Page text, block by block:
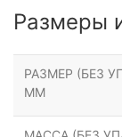
Размеры
РАЗМЕР (БЕЗ
ММ